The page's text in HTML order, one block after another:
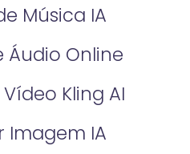
Música IA
Áudio Online
Kling AI
Imagem IA